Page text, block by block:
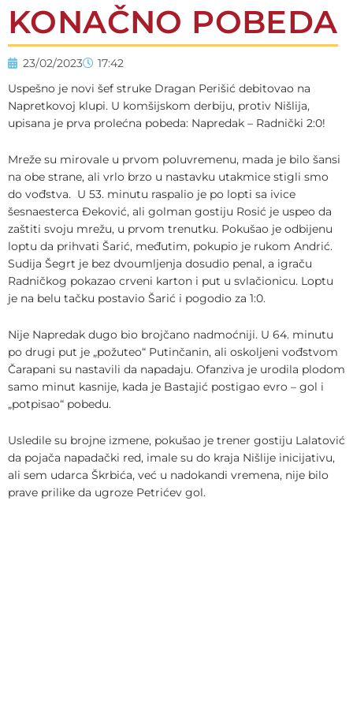
KONAČNO POBEDA
23/02/2023
17:42
Uspešno je novi šef struke Dragan Perišić debitovao na
Napretkovoj klupi. U komšijskom derbiju, protiv Nišlija,
upisana je prva prolećna pobeda: Napredak – Radnički 2:0!
Mreže su mirovale u prvom poluvremenu, mada je bilo šansi
na obe strane, ali vrlo brzo u nastavku utakmice stigli smo
do vođstva. U 53. minutu raspalio je po lopti sa ivice
šesnaesterca Đeković, ali golman gostiju Rosić je uspeo da
zaštiti svoju mrežu, u prvom trenutku. Pokušao je odbijenu
loptu da prihvati Šarić, međutim, pokupio je rukom Andrić.
Sudija Šegrt je bez dvoumljenja dosudio penal, a igraču
Radničkog pokazao crveni karton i put u svlačionicu. Loptu
je na belu tačku postavio Šarić i pogodio za 1:0.
Nije Napredak dugo bio brojčano nadmoćniji. U 64. minutu
po drugi put je „požuteo“ Putinčanin, ali oskoljeni vođstvom
Čarapani su nastavili da napadaju. Ofanziva je urodila plodom
samo minut kasnije, kada je Bastajić postigao evro – gol i
„potpisao“ pobedu.
Usledile su brojne izmene, pokušao je trener gostiju Lalatović
da pojača napadački red, imale su do kraja Nišlije inicijativu,
ali sem udarca Škrbića, već u nadokandi vremena, nije bilo
prave prilike da ugroze Petrićev gol.